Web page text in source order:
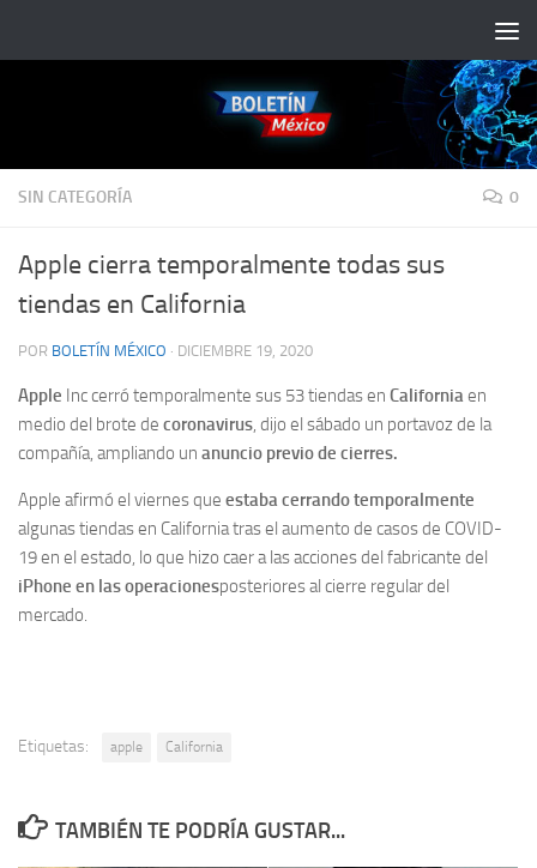
SIN CATEGORÍA 0
Apple cierra temporalmente todas sus
tiendas en California
POR BOLETÍN MÉXICO · DICIEMBRE 19, 2020
Apple Inc cerró temporalmente sus 53 tiendas en Californiaen
medio del brote de coronavirus, dijo el sábado un portavoz de la
compañía, ampliando un anuncio previo de cierres.
Apple afirmó el viernes que estaba cerrando temporalmente
algunas tiendas en California tras el aumento de casos de COVID-
19 en el estado, lo que hizo caer a las acciones del fabricante del
iPhone en las operacionesposteriores al cierre regular del
mercado.
Etiquetas: apple California
TAMBIÉN TE PODRÍA GUSTAR...